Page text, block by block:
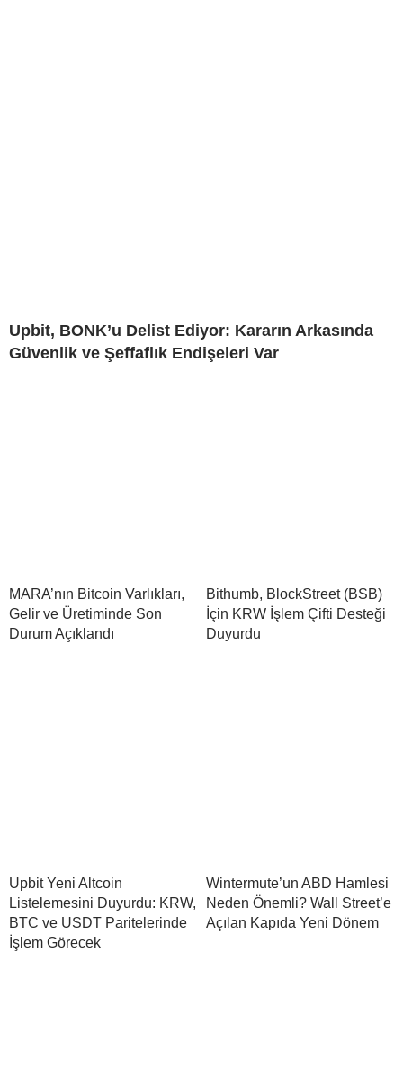
Upbit, BONK’u Delist Ediyor: Kararın Arkasında
Güvenlik ve Şeffaflık Endişeleri Var
MARA’nın Bitcoin Varlıkları,
Gelir ve Üretiminde Son
Durum Açıklandı
Bithumb, BlockStreet (BSB)
İçin KRW İşlem Çifti Desteği
Duyurdu
Upbit Yeni Altcoin
Listelemesini Duyurdu: KRW,
BTC ve USDT Paritelerinde
İşlem Görecek
Wintermute’un ABD Hamlesi
Neden Önemli? Wall Street’e
Açılan Kapıda Yeni Dönem